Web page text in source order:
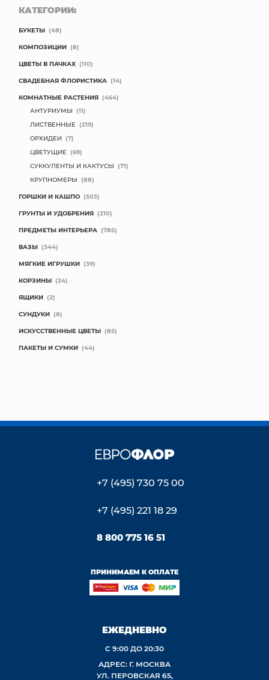
КАТЕГОРИИ:
БУКЕТЫ (48)
КОМПОЗИЦИИ (8)
ЦВЕТЫ В ПАЧКАХ (110)
СВАДЕБНАЯ ФЛОРИСТИКА (14)
КОМНАТНЫЕ РАСТЕНИЯ (464)
АНТУРИУМЫ (11)
ЛИСТВЕННЫЕ (219)
ОРХИДЕИ (7)
ЦВЕТУЩИЕ (69)
СУККУЛЕНТЫ И КАКТУСЫ (71)
КРУПНОМЕРЫ (88)
ГОРШКИ И КАШПО (503)
ГРУНТЫ И УДОБРЕНИЯ (210)
ПРЕДМЕТЫ ИНТЕРЬЕРА (785)
ВАЗЫ (344)
МЯГКИЕ ИГРУШКИ (39)
КОРЗИНЫ (24)
ЯЩИКИ (2)
СУНДУКИ (8)
ИСКУССТВЕННЫЕ ЦВЕТЫ (85)
ПАКЕТЫ И СУМКИ (44)
+7 (495) 730 75 00
+7 (495) 221 18 29
8 800 775 16 51
ПРИНИМАЕМ К ОПЛАТЕ
ЕЖЕДНЕВНО
С 9:00 ДО 20:30
АДРЕС: Г. МОСКВА
УЛ. ПЕРОВСКАЯ 65,